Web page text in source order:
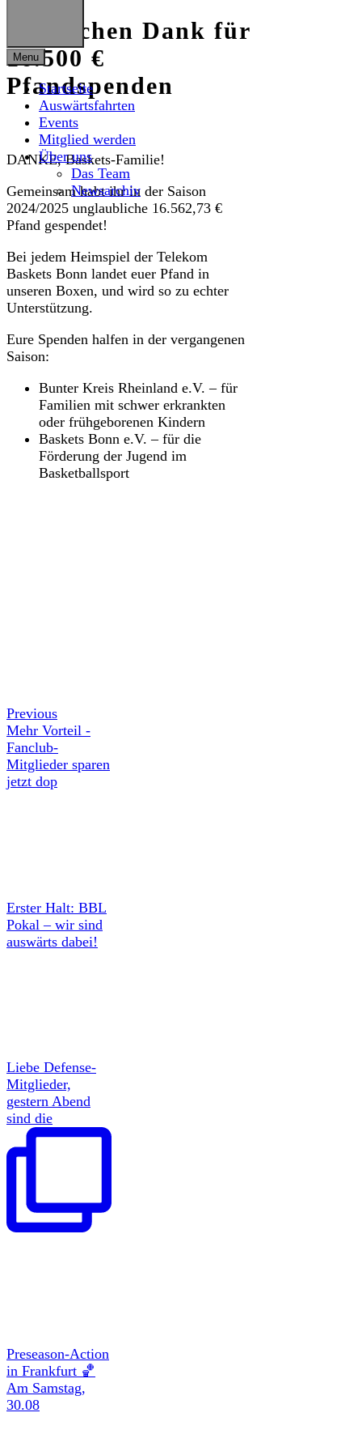
Menu
Startseite
Auswärtsfahrten
Events
Mitglied werden
Über uns
Das Team
Newsarchiv
Herzlichen Dank für
16.500 €
Pfandspenden
DANKE, Baskets-Familie!
Gemeinsam habt ihr in der Saison
2024/2025 unglaubliche 16.562,73 €
Pfand gespendet!
Bei jedem Heimspiel der Telekom
Baskets Bonn landet euer Pfand in
unseren Boxen, und wird so zu echter
Unterstützung.
Eure Spenden halfen in der vergangenen
Saison:
Bunter Kreis Rheinland e.V. – für
Familien mit schwer erkrankten
oder frühgeborenen Kindern
Baskets Bonn e.V. – für die
Förderung der Jugend im
Basketballsport
Previous
Mehr Vorteil -
Fanclub-
Mitglieder sparen
jetzt dop
Erster Halt: BBL
Pokal – wir sind
auswärts dabei!
Liebe Defense-
Mitglieder,
gestern Abend
sind die
Preseason-Action
in Frankfurt 🏀
Am Samstag,
30.08